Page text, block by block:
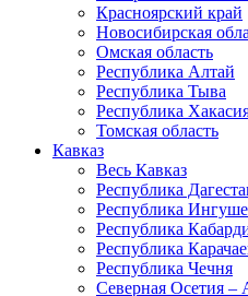
Красноярский край
Новосибирская
Омская область
Республика Алтай
Республика Тыва
Республика
Томская область
Кавказ
Весь Кавказ
Республика
Республика
Республика
Республика
Республика Чечня
Северная Осетия –